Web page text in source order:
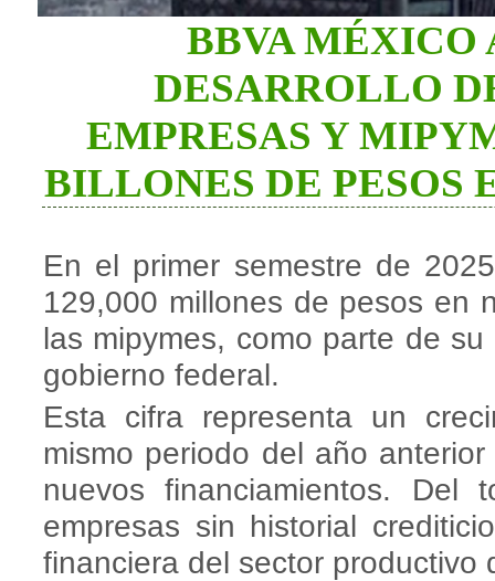
BBVA MÉXICO
DESARROLLO
EMPRESAS Y
BILLONES DE PESOS
En el primer semestre de
129,000 millones de pesos en
las mipymes, como parte de
gobierno federal.
Esta cifra representa un
mismo periodo del año
nuevos financiamientos.
empresas sin historial
financiera del sector productivo